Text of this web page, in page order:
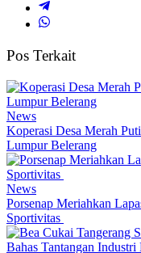
Pos Terkait
News
Koperasi Desa Merah
Lumpur Belerang
News
Porsenap Meriahkan
Sportivitas